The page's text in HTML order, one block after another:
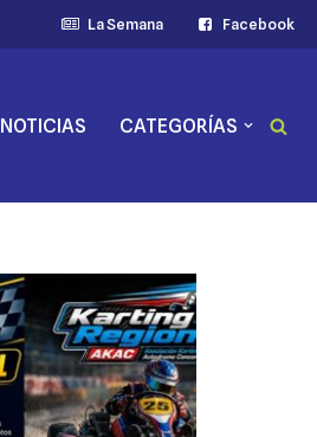
La Semana Facebook
NOTICIAS CATEGORÍAS